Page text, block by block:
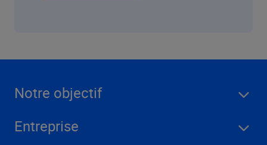
Notre objectif
Entreprise